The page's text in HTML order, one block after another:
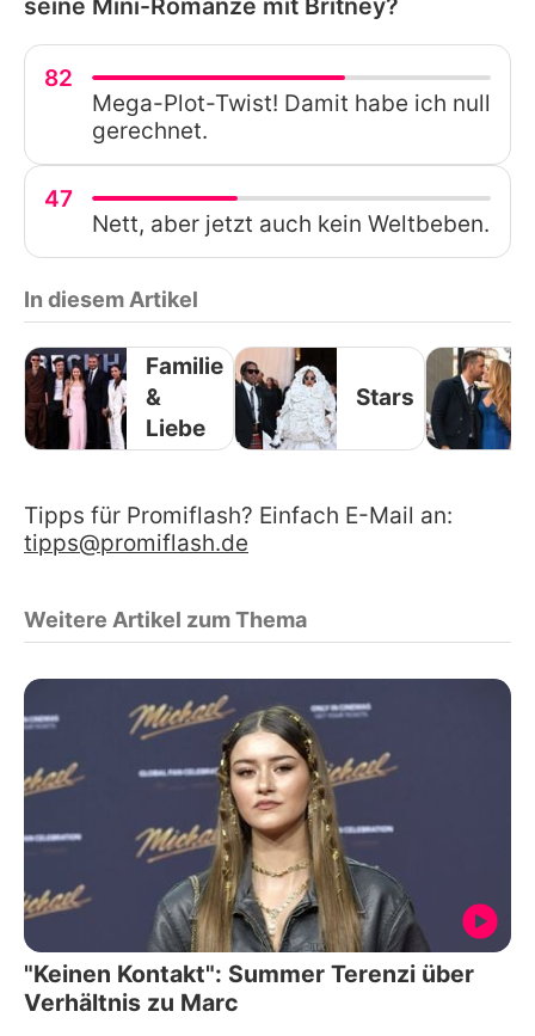
seine Mini-Romanze mit Britney?
82
Mega-Plot-Twist! Damit habe ich null
gerechnet.
47
Nett, aber jetzt auch kein Weltbeben.
In diesem Artikel
Familie
&
Liebe
Stars
Tipps für Promiflash? Einfach E-Mail an:
tipps@promiflash.de
Weitere Artikel zum Thema
"Keinen Kontakt": Summer Terenzi über
Verhältnis zu Marc